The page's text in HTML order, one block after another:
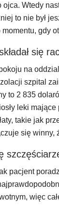
Wtedy
to nie był
gdy
się
na
szpital
to 2 835
leki
takie jak
się winny,
pacjent
więc